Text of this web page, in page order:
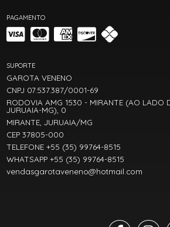
PAGAMENTO
SUPORTE
GAROTA VENENO
CNPJ 07.537.387/0001-69
RODOVIA AMG 1530 - MIRANTE (AO LADO
JURUAIA-MG), 0
MIRANTE, JURUAIA/MG
CEP 37805-000
TELEFONE +55 (35) 99764-8515
WHATSAPP +55 (35) 99764-8515
vendasgarotaveneno@hotmail.com